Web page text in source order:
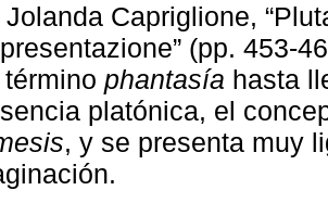
Jolanda Capriglione,
(pp. 453-
phantasía hasta
platónica, el
, y se presenta muy